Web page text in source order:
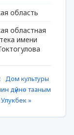
область
областная
имени
Дом культуры
дүйнө тааным
»